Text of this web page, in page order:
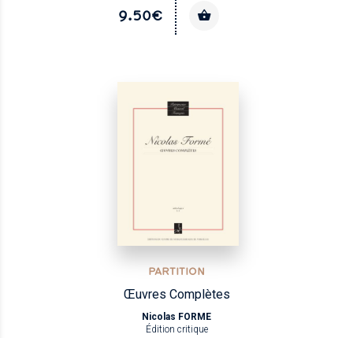
9.50€
PARTITION
Œuvres Complètes
Nicolas FORME
Édition critique